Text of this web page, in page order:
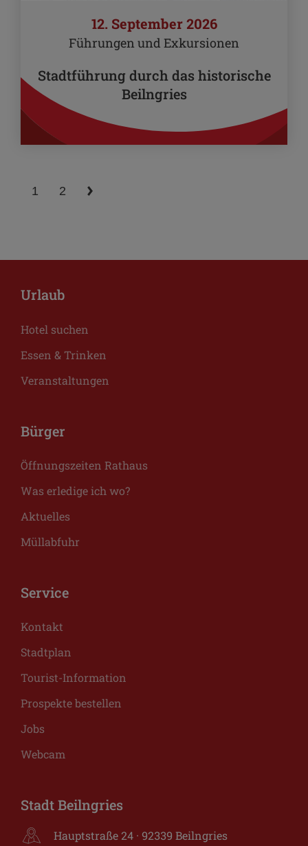
12. September 2026
Führungen und Exkursionen
Stadtführung durch das historische
Beilngries
1 2
Urlaub
Hotel suchen
Essen & Trinken
Veranstaltungen
Bürger
Öffnungszeiten Rathaus
Was erledige ich wo?
Aktuelles
Müllabfuhr
Service
Kontakt
Stadtplan
Tourist-Information
Prospekte bestellen
Jobs
Webcam
Stadt Beilngries
Hauptstraße 24 · 92339 Beilngries